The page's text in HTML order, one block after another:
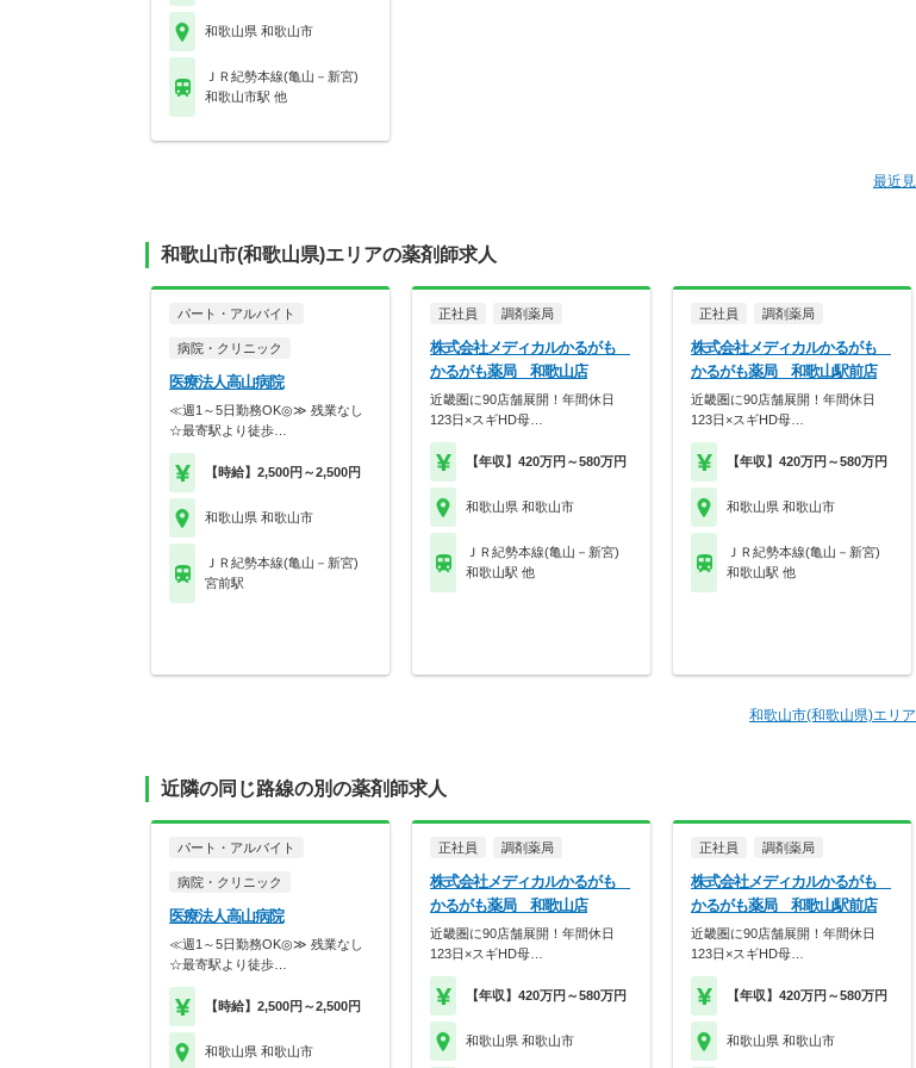
和歌山県 和歌山市
ＪＲ紀勢本線(亀山－新宮)
和歌山市駅 他
最近
和歌山市(和歌山県)エリアの薬剤師求人
パート・アルバイト
病院・クリニック
医療法人高山病院
≪週1～5日勤務OK◎≫ 残業なし
☆最寄駅より徒歩…
【時給】2,500円～2,500円
和歌山県 和歌山市
ＪＲ紀勢本線(亀山－新宮)
宮前駅
正社員 調剤薬局
株式会社メディカルかるがも
かるがも薬局 和歌山店
近畿圏に90店舗展開！年間休日
123日×スギHD母…
【年収】420万円～580万円
和歌山県 和歌山市
ＪＲ紀勢本線(亀山－新宮)
和歌山駅 他
正社員 調剤薬局
株式会社メディカルかるがも
かるがも薬局 和歌山駅前店
近畿圏に90店舗展開！年間休日
123日×スギHD母…
【年収】420万円～580万円
和歌山県 和歌山市
ＪＲ紀勢本線(亀山－新宮)
和歌山駅 他
和歌山市(和歌山県)エリ
近隣の同じ路線の別の薬剤師求人
パート・アルバイト
病院・クリニック
医療法人高山病院
≪週1～5日勤務OK◎≫ 残業なし
☆最寄駅より徒歩…
【時給】2,500円～2,500円
和歌山県 和歌山市
正社員 調剤薬局
株式会社メディカルかるがも
かるがも薬局 和歌山店
近畿圏に90店舗展開！年間休日
123日×スギHD母…
【年収】420万円～580万円
和歌山県 和歌山市
正社員 調剤薬局
株式会社メディカルかるがも
かるがも薬局 和歌山駅前店
近畿圏に90店舗展開！年間休日
123日×スギHD母…
【年収】420万円～580万円
和歌山県 和歌山市